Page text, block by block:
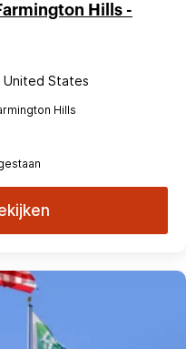
Hills -
United States
Hills